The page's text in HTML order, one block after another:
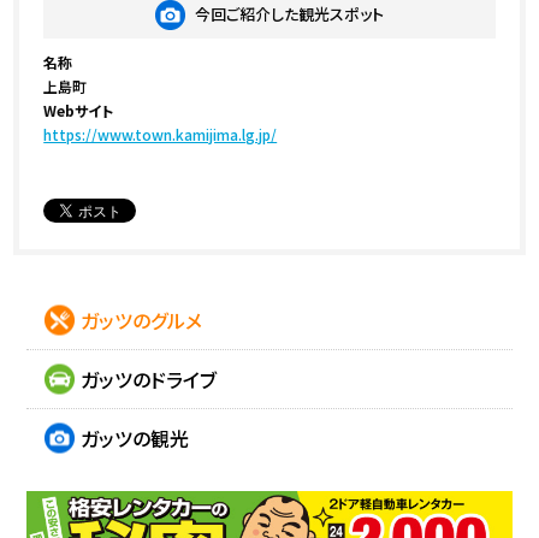
今回ご紹介した観光スポット
名称
上島町
Webサイト
https://www.town.kamijima.lg.jp/
ガッツのグルメ
ガッツのドライブ
ガッツの観光